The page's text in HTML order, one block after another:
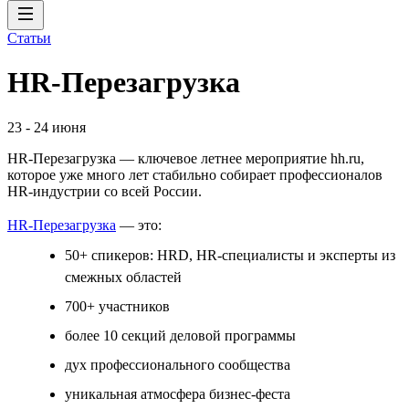
Статьи
HR-Перезагрузка
23 - 24 июня
HR-Перезагрузка — ключевое летнее мероприятие hh.ru,
которое уже много лет стабильно собирает профессионалов
HR-индустрии со всей России.
HR-Перезагрузка — это:
50+ спикеров: HRD, HR-специалисты и эксперты из
смежных областей
700+ участников
более 10 секций деловой программы
дух профессионального сообщества
уникальная атмосфера бизнес-феста